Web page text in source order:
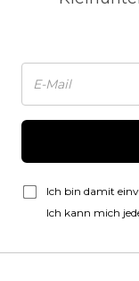
Ich bin damit
Ich kann mich